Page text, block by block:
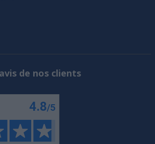
de nos clients